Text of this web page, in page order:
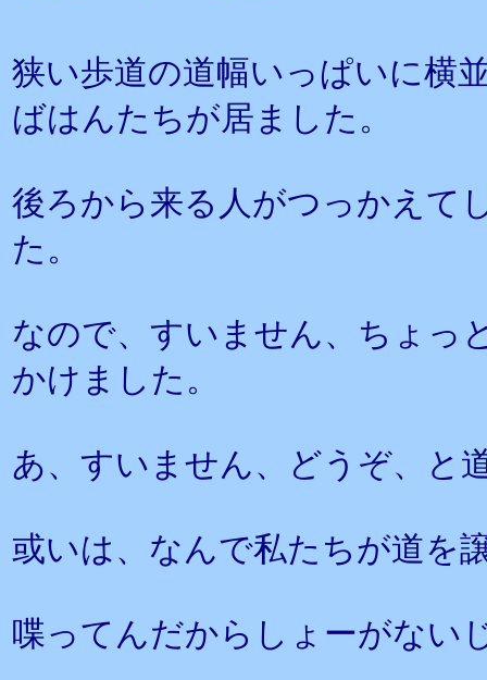
狭い歩道の道幅いっぱいに横
ばはんたちが居ました。
後ろから来る人がつっかえて
た。
なので、すいません、ちょっ
かけました。
あ、すいません、どうぞ、と
或いは、なんで私たちが道を
喋ってんだからしょーがない